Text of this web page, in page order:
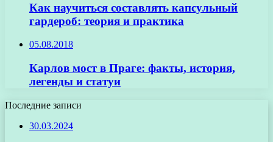
Как научиться составлять капсульный
гардероб: теория и практика
05.08.2018
Карлов мост в Праге: факты, история,
легенды и статуи
Последние записи
30.03.2024